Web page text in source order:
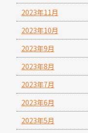
2023年11月
2023年10月
2023年9月
2023年8月
2023年7月
2023年6月
2023年5月